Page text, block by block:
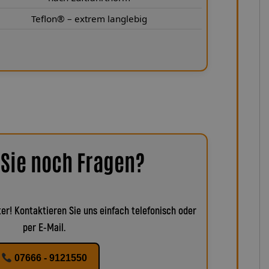
Teflon® – extrem langlebig
noch Fragen?
Kontaktieren Sie uns einfach telefonisch oder
per E-Mail.
07666 - 9121550